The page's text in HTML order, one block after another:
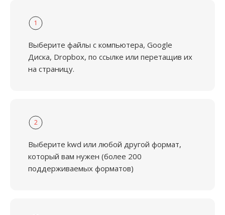
1
Выберите файлы с компьютера, Google
Диска, Dropbox, по ссылке или перетащив их
на страницу.
2
Выберите kwd или любой другой формат,
который вам нужен (более 200
поддерживаемых форматов)